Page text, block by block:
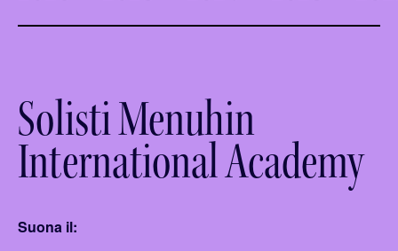
Solisti Menuhin
International Academy
Suona il: